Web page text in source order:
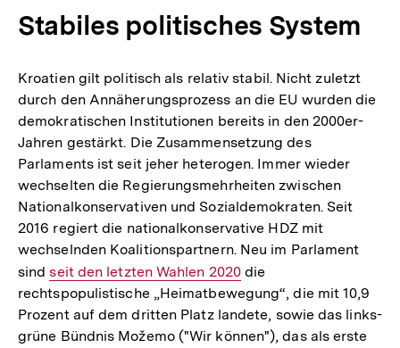
Stabiles politisches System
Kroatien gilt politisch als relativ stabil. Nicht zuletzt
durch den Annäherungsprozess an die EU wurden die
demokratischen Institutionen bereits in den 2000er-
Jahren gestärkt. Die Zusammensetzung des
Parlaments ist seit jeher heterogen. Immer wieder
wechselten die Regierungsmehrheiten zwischen
Nationalkonservativen und Sozialdemokraten. Seit
2016 regiert die nationalkonservative HDZ mit
wechselnden Koalitionspartnern. Neu im Parlament
sindInterner
Link:
seit den letzten Wahlen 2020die
rechtspopulistische „Heimatbewegung“, die mit 10,9
Prozent auf dem dritten Platz landete, sowie das links-
grüne Bündnis Možemo ("Wir können"), das als erste